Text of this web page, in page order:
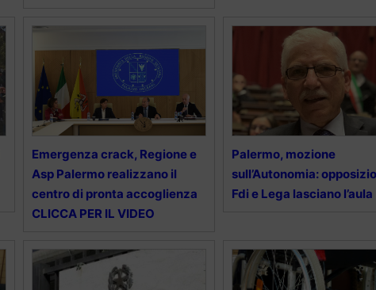
Emergenza crack, Regione e
Asp Palermo realizzano il
centro di pronta accoglienza
CLICCA PER IL VIDEO
Palermo, mozione
sull’Autonomia:
Fdi e Lega lasciano l’aula